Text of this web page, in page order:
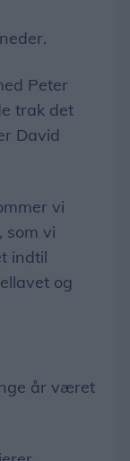
Peter
trak det
David
vi
som vi
indtil
og
år været